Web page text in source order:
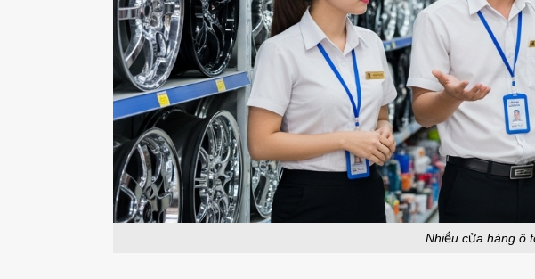
Nhiều cửa hàng ô